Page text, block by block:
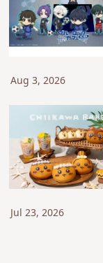
Aug 3, 2026
Jul 23, 2026